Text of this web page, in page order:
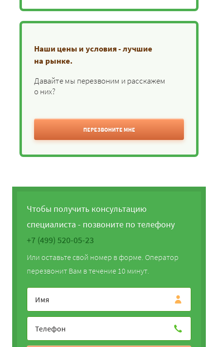
Наши цены и условия - лучшие
на рынке.
Давайте мы перезвоним и расскажем
о них?
ПЕРЕЗВОНИТЕ МНЕ
Чтобы получить консультацию
специалиста - позвоните по телефону
+7 (499) 520-05-23
Или оставьте свой номер в форме. Оператор
перезвонит Вам в течение 10 минут.